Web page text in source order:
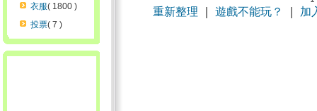
衣服( 1800 )
投票( 7 )
重新整理 遊戲不能玩？ 加